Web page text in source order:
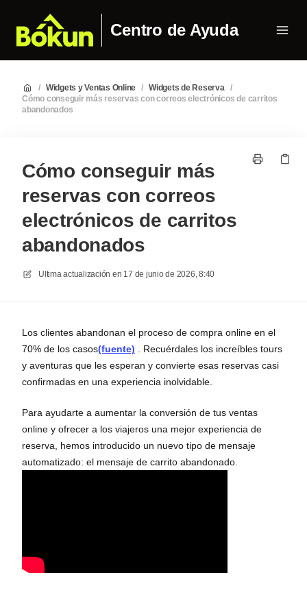
Centro de Ayuda
/ Widgets y Ventas Online / Widgets de Reserva /
Cómo conseguir más reservas con correos electrónicos de carritos
abandonados
Cómo conseguir más
reservas con correos
electrónicos de carritos
abandonados
Ultima actualización en 17 de junio de 2026, 8:40
Los clientes abandonan el proceso de compra online en el
70% de los casos(fuente) . Recuérdales los increíbles tours
y aventuras que les esperan y convierte esas reservas casi
confirmadas en una experiencia inolvidable.
Para ayudarte a aumentar la conversión de tus ventas
online y ofrecer a los viajeros una mejor experiencia de
reserva, hemos introducido un nuevo tipo de mensaje
automatizado: el mensaje de carrito abandonado.